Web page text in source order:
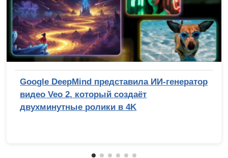
Google DeepMind представила ИИ-генератор
видео Veo 2, который создаёт
двухминутные ролики в 4K